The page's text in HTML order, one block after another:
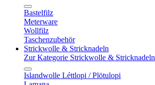
Bastelfilz
Meterware
Wollfilz
Taschenzubehör
Strickwolle & Stricknadeln
Zur Kategorie Strickwolle & Stricknadeln
Islandwolle Léttlopi / Plötulopi